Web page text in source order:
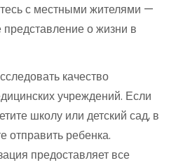
с местными жителями —
о жизни в
качество
учреждений. Если
школу или детский сад, в
отправить ребенка.
предоставляет все